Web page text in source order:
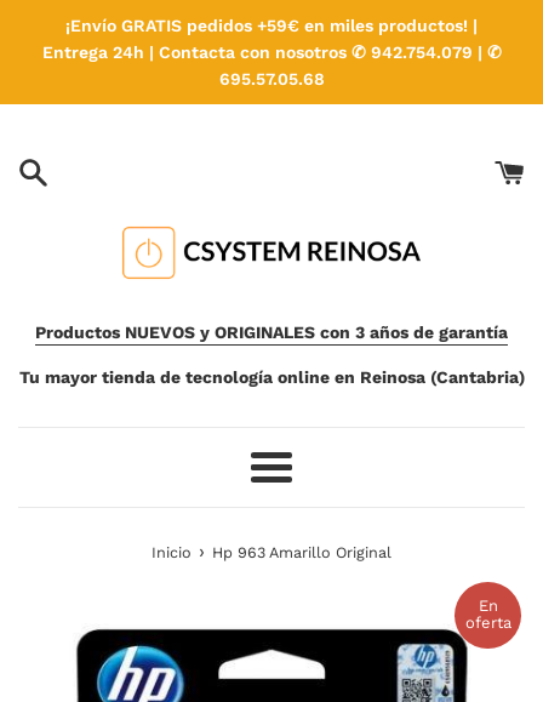
directamente
¡Envío GRATIS pedidos +59€ en miles productos! |
Entrega 24h | Contacta con nosotros ✆ 942.754.079 | ✆
695.57.05.68
Productos NUEVOS y ORIGINALES con 3 años de garantía
Tu mayor tienda de tecnología online en Reinosa (Cantabria)
Más
Inicio › Hp 963 Amarillo Original
En
oferta